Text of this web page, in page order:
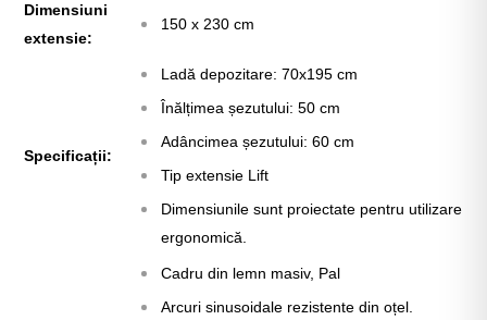
Dimensiuni
extensie:
150 x 230 cm
Specificații:
Ladă depozitare: 70x195 cm
Înălțimea șezutului: 50 cm
Adâncimea șezutului: 60 cm
Tip extensie Lift
Dimensiunile sunt proiectate pentru utilizare
ergonomică.
Cadru din lemn masiv, Pal
Arcuri sinusoidale rezistente din oțel.